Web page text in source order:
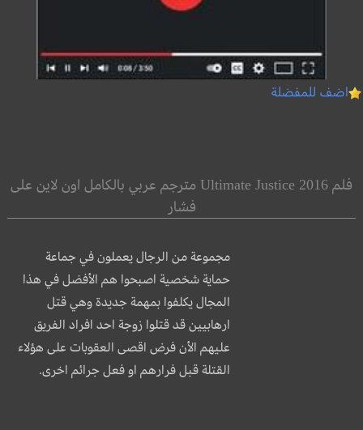
اضف للمفضلة
فلم Ultimate Justice 2016 مترجم عربي بالكامل اون لاين على
فشار
مجموعة من الرجال يعملون في جماعة
حماية شخصية اصبحوا هم الأفضل في هذا
المجال يكلفوا بمهمة جديدة وهي قتل
ارهابيين قد قتلوا زوجة احد افراد الفريق
عليهم الأن فرض اقصى العقوبات على هؤلاء
القتلة قبل فرارهم او فعل جرائم اخرى.